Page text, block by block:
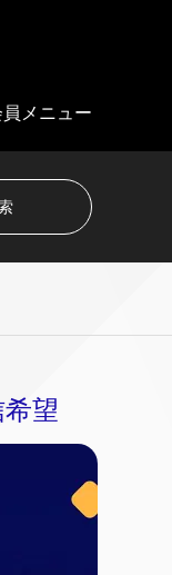
員メニュー
望